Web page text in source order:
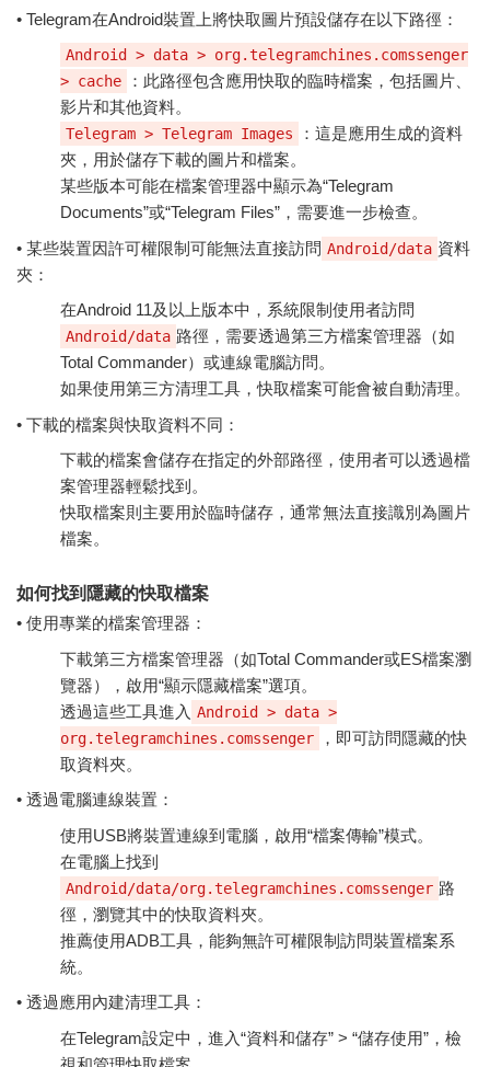
• Telegram在Android裝置上將快取圖片預設儲存在以下路徑：
Android > data > org.telegramchines.comssenger
> cache
：此路徑包含應用快取的臨時檔案，包括圖片、
影片和其他資料。
Telegram > Telegram Images
：這是應用生成的資料
夾，用於儲存下載的圖片和檔案。
某些版本可能在檔案管理器中顯示為“Telegram
Documents”或“Telegram Files”，需要進一步檢查。
• 某些裝置因許可權限制可能無法直接訪問 Android/data 資料
夾：
在Android 11及以上版本中，系統限制使用者訪問
Android/data 路徑，需要透過第三方檔案管理器（如
Total Commander）或連線電腦訪問。
如果使用第三方清理工具，快取檔案可能會被自動清理。
• 下載的檔案與快取資料不同：
下載的檔案會儲存在指定的外部路徑，使用者可以透過檔
案管理器輕鬆找到。
快取檔案則主要用於臨時儲存，通常無法直接識別為圖片
檔案。
如何找到隱藏的快取檔案
• 使用專業的檔案管理器：
下載第三方檔案管理器（如Total Commander或ES檔案瀏
覽器），啟用“顯示隱藏檔案”選項。
透過這些工具進入 Android > data >
org.telegramchines.comssenger
，即可訪問隱藏的快
取資料夾。
• 透過電腦連線裝置：
使用USB將裝置連線到電腦，啟用“檔案傳輸”模式。
在電腦上找到
Android/data/org.telegramchines.comssenger 路
徑，瀏覽其中的快取資料夾。
推薦使用ADB工具，能夠無許可權限制訪問裝置檔案系
統。
• 透過應用內建清理工具：
在Telegram設定中，進入“資料和儲存” > “儲存使用”，檢